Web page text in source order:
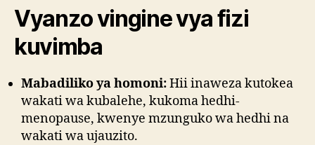
Vyanzo vingine vya fizi
kuvimba
Mabadiliko ya homoni:Hii inaweza kutokea
wakati wa kubalehe, kukoma hedhi-
menopause, kwenye mzunguko wa hedhi na
wakati wa ujauzito.